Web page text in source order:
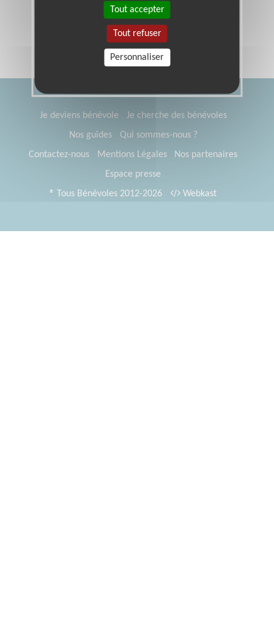
Je deviens bénévole
Je cherche des bénévoles
Nos guides
Qui sommes-nous ?
Contactez-nous
Mentions Légales
Nos partenaires
Espace presse
® Tous Bénévoles 2012-2026
Webkast
Tout accepter
Tout refuser
Personnaliser